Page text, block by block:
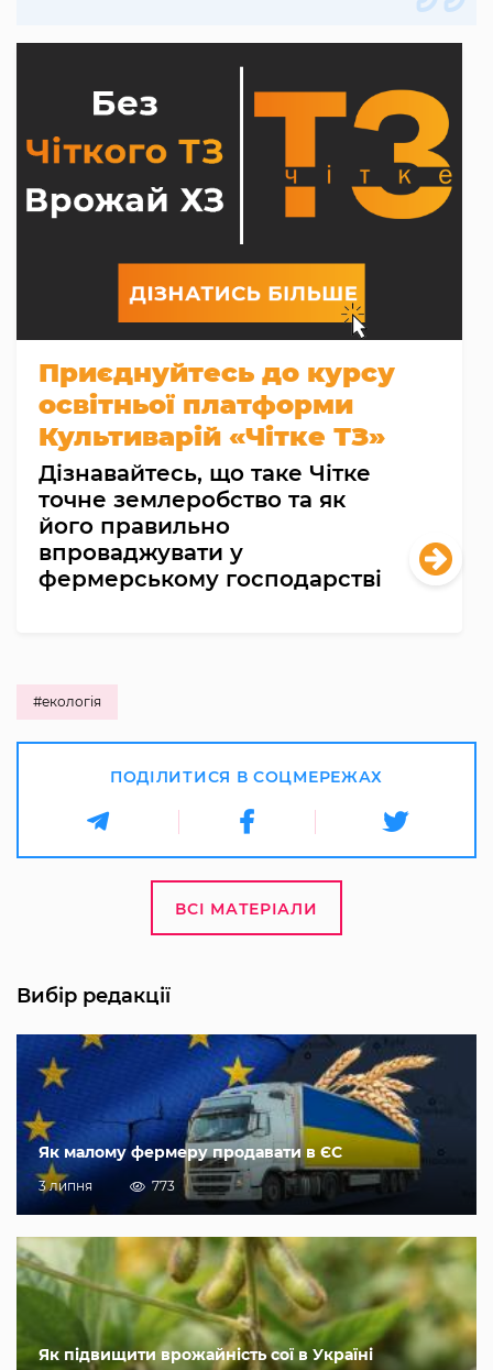
Приєднуйтесь до курсу
освітньої платформи
Культиварій «Чітке ТЗ»
Дізнавайтесь, що таке Чітке
точне землеробство та як
його правильно
впроваджувати у
фермерському господарстві
#екологія
ПОДІЛИТИСЯ В СОЦМЕРЕЖАХ
ВСІ МАТЕРІАЛИ
Вибір редакції
Як малому фермеру продавати в ЄС
3 липня 773
Як підвищити врожайність сої в Україні